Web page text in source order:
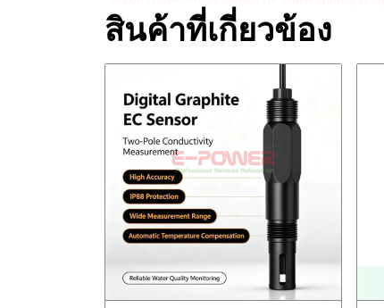
สินค้าที่เกี่ยวข้อง